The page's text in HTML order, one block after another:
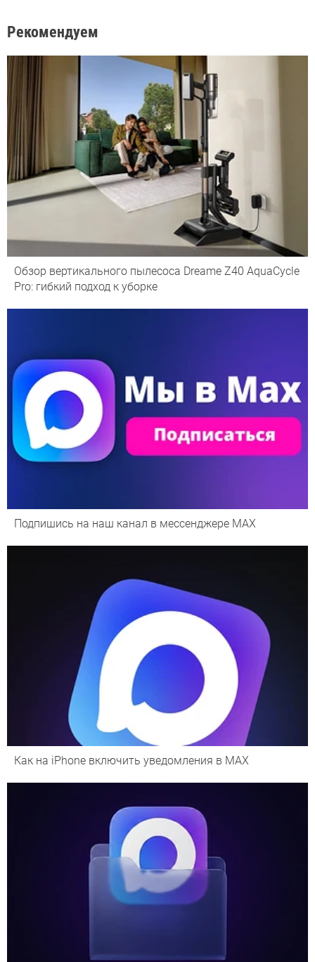
Рекомендуем
Обзор вертикального пылесоса Dreame Z40 AquaCycle
Pro: гибкий подход к уборке
Подпишись на наш канал в мессенджере МАХ
Как на iPhone включить уведомления в MAX